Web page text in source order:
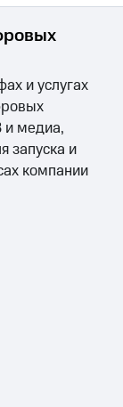
и услугах
и медиа,
запуска и
компании